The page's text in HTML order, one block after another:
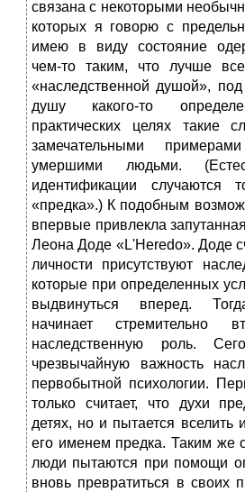
связана с некоторыми
которых я говорю с
имею в виду состояние
чем-то таким, что лучше
«наследственной душой»,
душу какого-то
практических целях такие
замечательными
умершими людьми.
идентификации случаются
«предка».) К подобным
впервые привлекла
Леона Доде «L'Heredo». Доде
личности присутствуют
которые при определенных
выдвинуться вперед.
начинает стремительно
наследственную роль.
чрезвычайную важность
первобытной психологии.
только считает, что духи
детях, но и пытается вселить
его именем предка. Таким же
люди пытаются при помощи
вновь превратиться в своих